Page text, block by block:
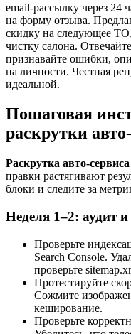
email-рассылку через 24
на форму отзыва.
скидку на следующее
чистку салона.
признавайте ошибки,
на личности. Честная
идеальной.
Пошаговая
раскрутки
Раскрутка авто-сервиса
правки растягивают
блоки и следите за
Неделя 1–2: аудит
Проверьте
Search Console.
проверьте
Протестируйте
Сожмите
кеширование.
Проверьте